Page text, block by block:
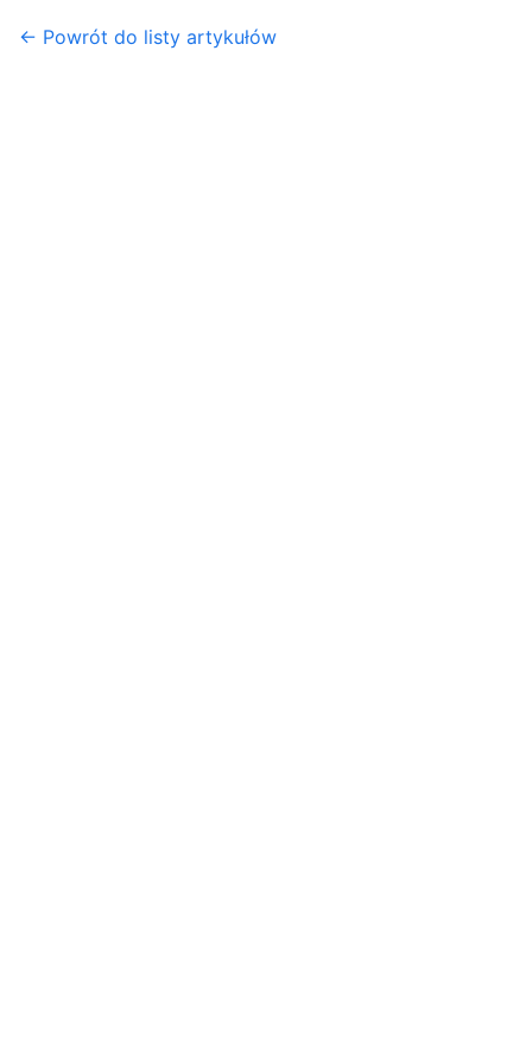
← Powrót do listy artykułów